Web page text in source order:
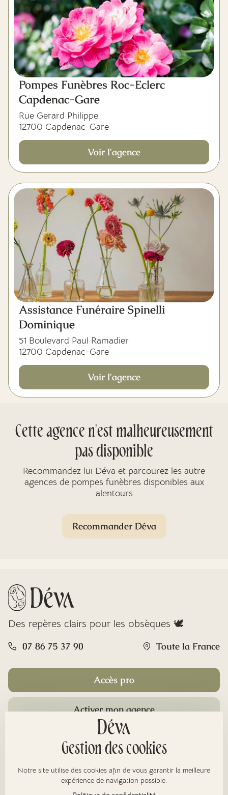
Pompes Funèbres Roc-Eclerc
Capdenac-Gare
Rue Gerard Philippe
12700 Capdenac-Gare
Voir l'agence
Assistance Funéraire Spinelli
Dominique
51 Boulevard Paul Ramadier
12700 Capdenac-Gare
Voir l'agence
Cette agence n'est malheureusement
pas disponible
Recommandez lui Déva et parcourez les autre
agences de pompes funèbres disponibles aux
alentours
Recommander Déva
Des repères clairs pour les obsèques 🕊️
07 86 75 37 90 Toute la France
Accès pro
Activer mon agence
Gestion des cookies
Notre site utilise des cookies afin de vous garantir la meilleure
expérience de navigation possible.